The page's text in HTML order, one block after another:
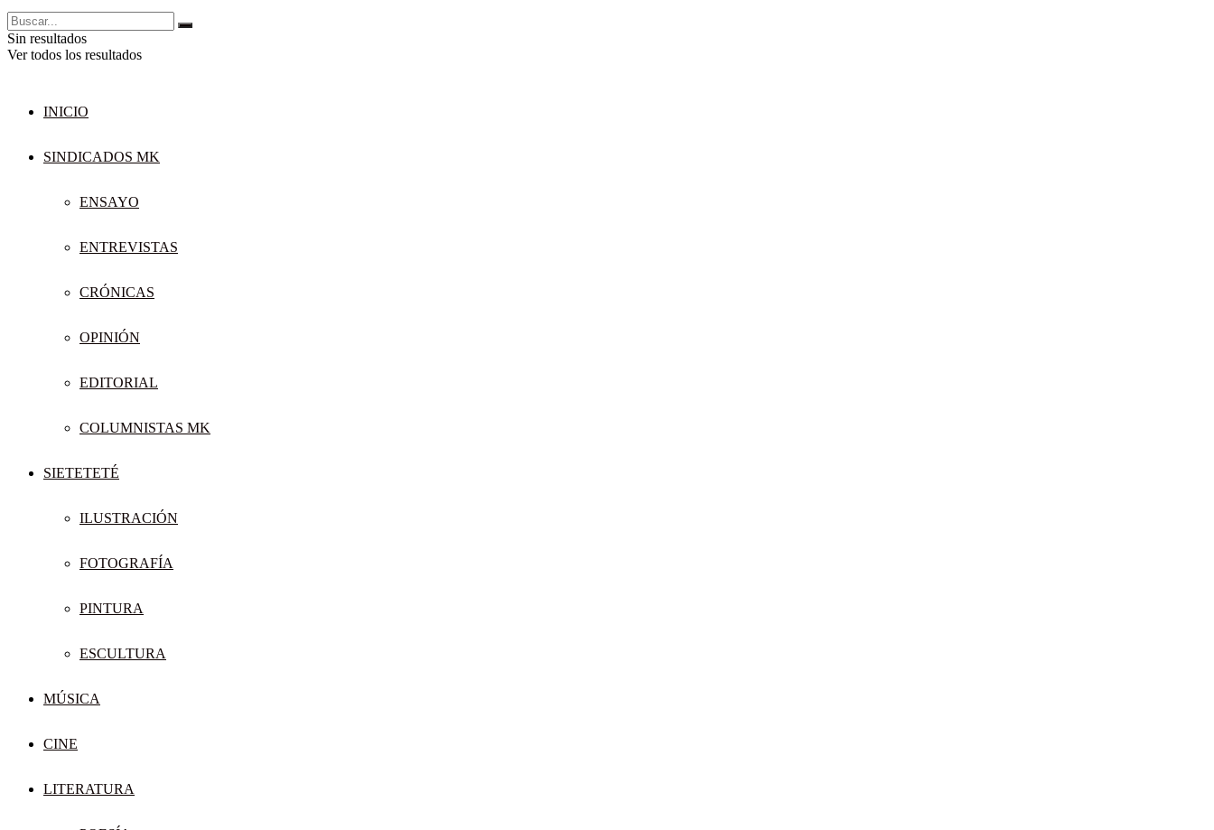
Sin resultados
Ver todos los resultados
INICIO
SINDICADOS MK
ENSAYO
ENTREVISTAS
CRÓNICAS
OPINIÓN
EDITORIAL
COLUMNISTAS MK
SIETETETÉ
ILUSTRACIÓN
FOTOGRAFÍA
PINTURA
ESCULTURA
MÚSICA
CINE
LITERATURA